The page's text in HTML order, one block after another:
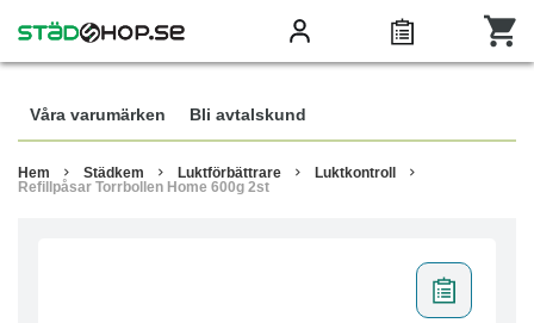
Våra varumärken Bli avtalskund
Hem Städkem Luktförbättrare
Luktkontroll
Refillpåsar Torrbollen Home 600g 2st